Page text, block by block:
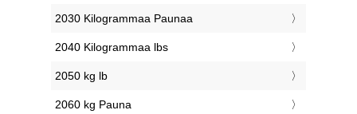
2030 Kilogrammaa Paunaa
2040 Kilogrammaa lbs
2050 kg lb
2060 kg Pauna